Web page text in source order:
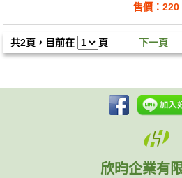
售價：220
共2頁，目前在 頁 下一頁
欣昀企業有